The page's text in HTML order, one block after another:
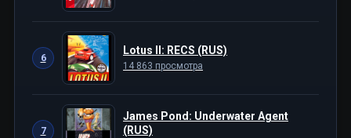
6
Lotus II: RECS (RUS)
14 863 просмотра
7
James Pond: Underwater Agent
(RUS)